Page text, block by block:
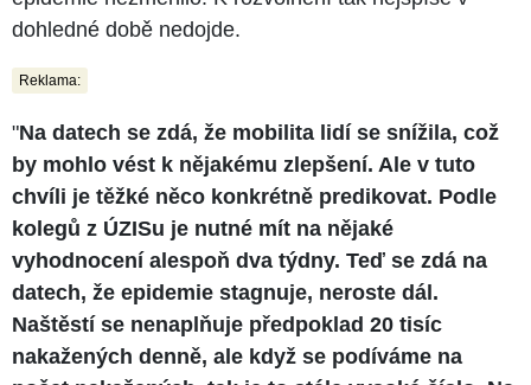
dohledné době nedojde.
Reklama:
"Na datech se zdá, že mobilita lidí se snížila, což
by mohlo vést k nějakému zlepšení. Ale v tuto
chvíli je těžké něco konkrétně predikovat. Podle
kolegů z ÚZISu je nutné mít na nějaké
vyhodnocení alespoň dva týdny. Teď se zdá na
datech, že epidemie stagnuje, neroste dál.
Naštěstí se nenaplňuje předpoklad 20 tisíc
nakažených denně, ale když se podíváme na